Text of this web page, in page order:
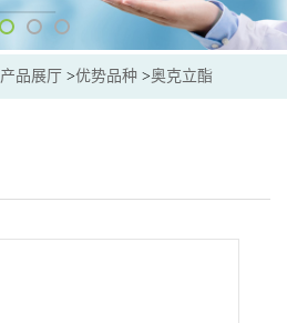
产品展厅 >优势品种 >奥克立酯